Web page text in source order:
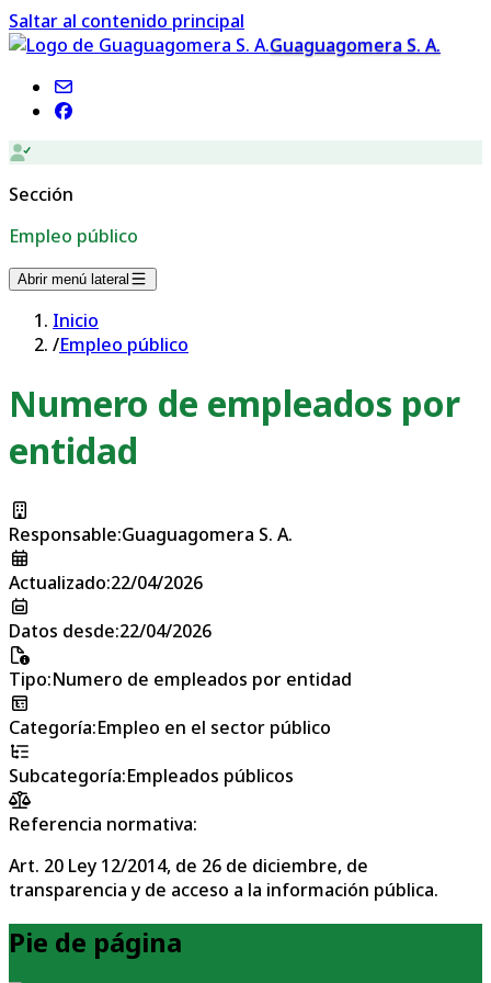
Saltar al contenido principal
Guaguagomera S. A.
Sección
Empleo público
Abrir menú lateral
Inicio
/Empleo público
Numero de empleados por
entidad
Responsable:Guaguagomera S. A.
Actualizado:22/04/2026
Datos desde:22/04/2026
Tipo:Numero de empleados por entidad
Categoría:Empleo en el sector público
Subcategoría:Empleados públicos
Referencia normativa:
Art. 20 Ley 12/2014, de 26 de diciembre, de
transparencia y de acceso a la información pública.
Pie de página